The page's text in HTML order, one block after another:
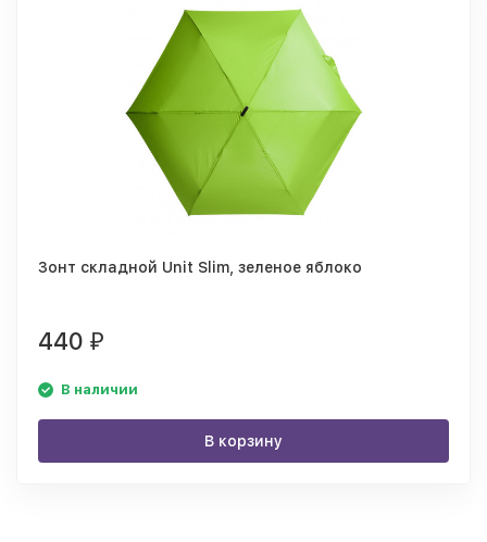
Зонт складной Unit Slim, зеленое яблоко
440 ₽
В наличии
В корзину